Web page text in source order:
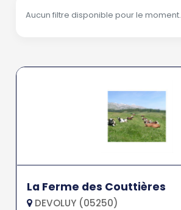
Aucun filtre disponible pour le moment.
La Ferme des Couttières
DEVOLUY (05250)